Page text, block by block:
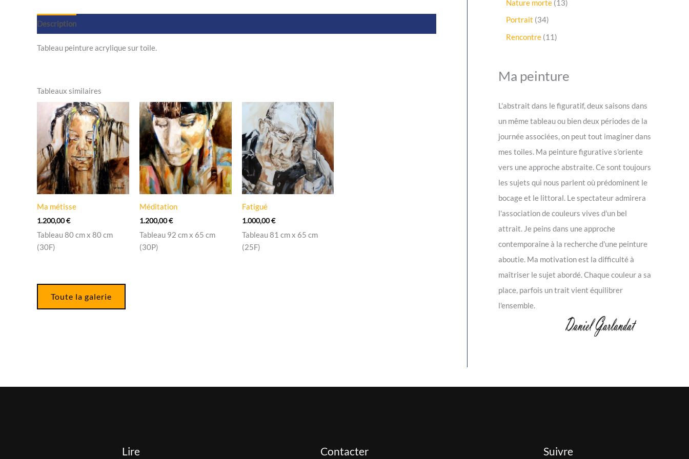
Description
Tableau peinture acrylique sur toile.
Tableaux similaires
Ma métisse
1.200,00€
Tableau 80 cm x 80 cm
(30F)
Méditation
1.200,00€
Tableau 92 cm x 65 cm
(30P)
Fatigué
1.000,00€
Tableau 81 cm x 65 cm
(25F)
Toute la galerie
d
u
t
d
u
p
r
d
t
Nature morte 131
i
s
Portrait 343
p
d
t
s
Rencontre 111
o
u
t
s
Ma peinture
L'abstrait dans le figuratif, deux saisons dans
un même tableau ou bien deux périodes de la
journée associées, on peut tout imaginer dans
mes toiles. Ma peinture figurative s'oriente
vers une approche abstraite. Ce sont toujours
les sujets qui nous parlent où prédominent le
bocage et le littoral. Le spectateur admirera
l'association de couleurs vives d'un bel
attrait. Je peins dans une approche
contemporaine à la recherche d'une peinture
aboutie. Ma motivation est la difficulté à
maîtriser le sujet abordé. Chaque couleur a sa
place, parfois un trait vient équilibrer
l'ensemble.
Lire Contacter Suivre